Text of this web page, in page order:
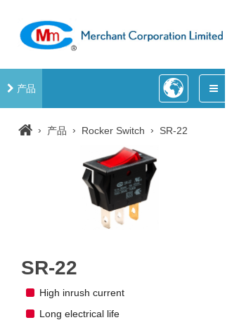
产品
› 产品 › Rocker Switch › SR-22
SR-22
High inrush current
Long electrical life